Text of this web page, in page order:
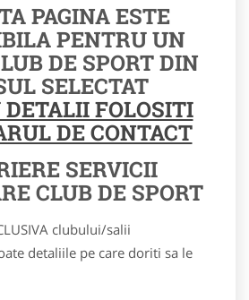
PAGINA ESTE
PENTRU UN
DE SPORT DIN
SELECTAT
FOLOSITI
DE CONTACT
SERVICII
CLUB DE SPORT
clubului/salii
detaliile pe care doriti sa le